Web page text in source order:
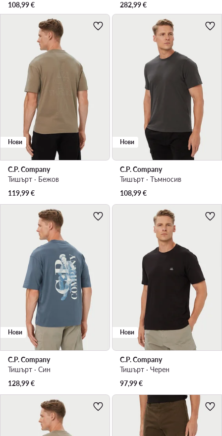
108,99€
282,99€
Нови
C.P. Company
Тишърт · Бежов
119,99€
Нови
C.P. Company
Тишърт · Тъмносив
108,99€
Нови
C.P. Company
Тишърт · Син
128,99€
Нови
C.P. Company
Тишърт · Черен
97,99€